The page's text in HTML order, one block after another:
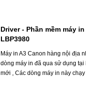
Driver - Phần mềm máy
LBP3980
Máy in A3 Canon hàng nội địa
dòng máy in đã qua sử dụng
mới , Các dòng máy in này